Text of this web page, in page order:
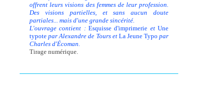
offrent leurs visions des femmes de leur profession.
Des visions partielles, et sans aucun doute
partiales... mais d'une grande sincérité.
L'ouvrage contient :Esquisse d'imprimerie etUne
typotepar Alexandre de Tours et La Jeune Typo par
Charles d'Écoman.
Tirage numérique.